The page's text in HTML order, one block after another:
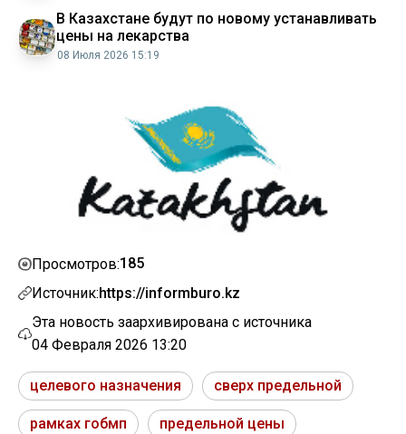
В Казахстане будут по новому устанавливать
цены на лекарства
08 Июля 2026 15:19
Просмотров:185
Источник:https://informburo.kz
Эта новость заархивирована с источника
04 Февраля 2026 13:20
целевого назначения сверх предельной
рамках гобмп предельной цены